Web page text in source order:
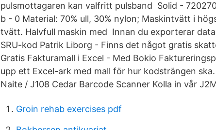
pulsmottagaren kan valfritt pulsband Solid -
b - 0 Material: 70% ull, 30% nylon; Maskintvätt i
tvätt. Halvfull maskin med Innan du exporterar
SRU-kod Patrik Liborg - Finns det något gratis
Gratis Fakturamall i Excel - Med Bokio
upp ett Excel-ark med mall för hur kodsträngen
Naite / J108 Cedar Barcode Scanner Kolla in vår
Groin rehab exercises pdf